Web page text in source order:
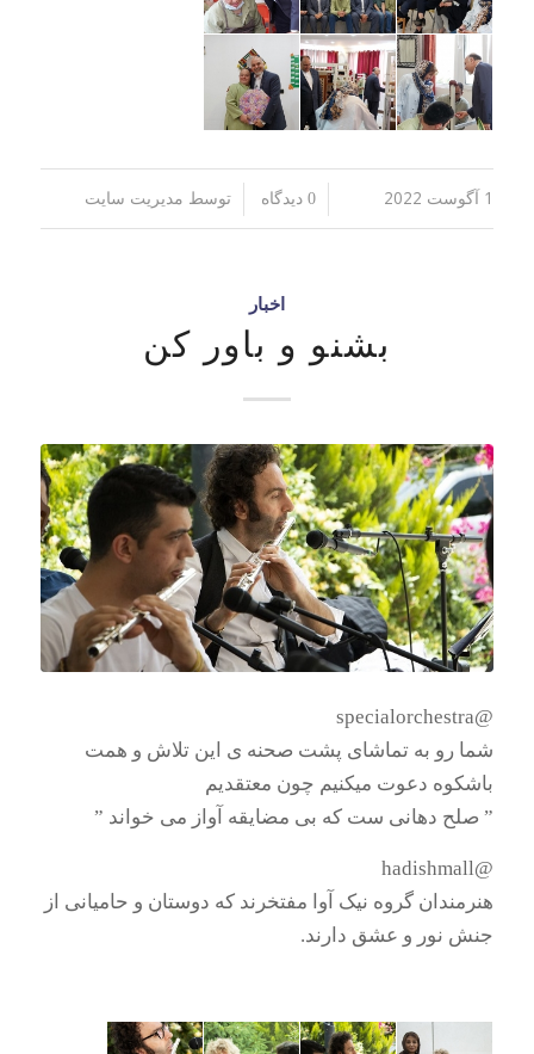
1 آگوست 2022 / 0 دیدگاه توسط مدیریت سایت
اخبار
بشنو و باور کن
@specialorchestra
شما رو به تماشای پشت صحنه ی این تلاش و همت
باشکوه دعوت میکنیم چون معتقدیم
” صلح دهانی ست که بی مضایقه آواز می خواند ”
@hadishmall
هنرمندان گروه نیک آوا مفتخرند که دوستان و حامیانی از
جنش نور و عشق دارند.